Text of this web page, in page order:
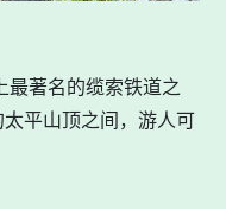
最著名的缆索铁道之
平山顶之间，游人可